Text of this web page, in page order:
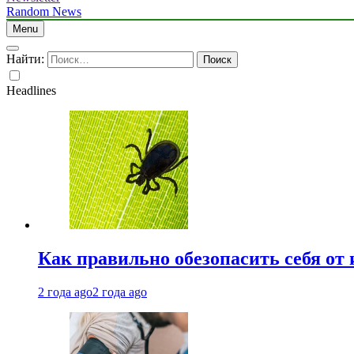
Random News
Menu
Найти:
Headlines
Как правильно обезопасить себя
2 года ago2 года ago